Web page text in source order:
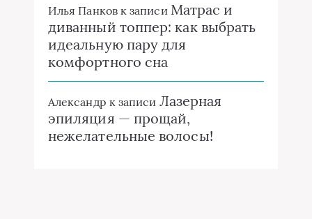
Илья Панковк записи Матрас и
диванный топпер: как выбрать
идеальную пару для
комфортного сна
Александр к записи Лазерная
эпиляция — прощай,
нежелательные волосы!